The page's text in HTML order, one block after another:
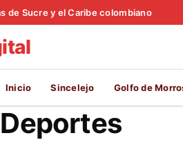
de Sucre y el Caribe colombiano
Inicio Sincelejo Golfo de